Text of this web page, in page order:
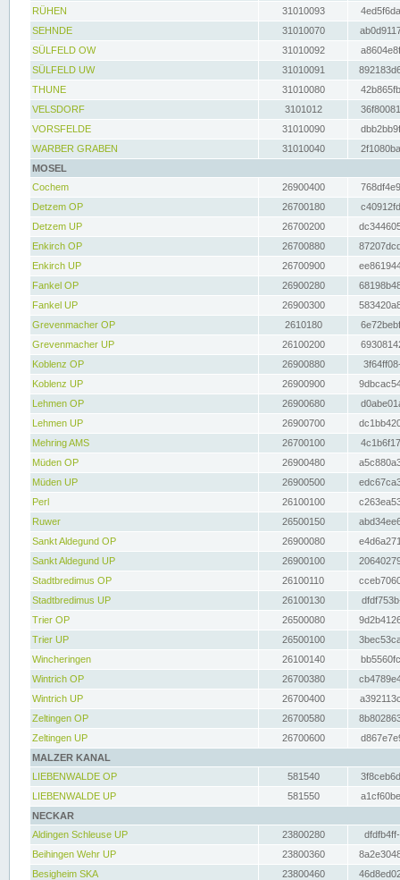
RÜHEN
31010093
SEHNDE
31010070
SÜLFELD OW
31010092
SÜLFELD UW
31010091
THUNE
31010080
VELSDORF
3101012
VORSFELDE
31010090
WARBER GRABEN
31010040
MOSEL
Cochem
26900400
Detzem OP
26700180
Detzem UP
26700200
Enkirch OP
26700880
Enkirch UP
26700900
Fankel OP
26900280
Fankel UP
26900300
Grevenmacher OP
2610180
Grevenmacher UP
26100200
Koblenz OP
26900880
Koblenz UP
26900900
Lehmen OP
26900680
Lehmen UP
26900700
Mehring AMS
26700100
Müden OP
26900480
Müden UP
26900500
Perl
26100100
Ruwer
26500150
Sankt Aldegund OP
26900080
Sankt Aldegund UP
26900100
Stadtbredimus OP
26100110
Stadtbredimus UP
26100130
Trier OP
26500080
Trier UP
26500100
Wincheringen
26100140
Wintrich OP
26700380
Wintrich UP
26700400
Zeltingen OP
26700580
Zeltingen UP
26700600
MALZER KANAL
LIEBENWALDE OP
581540
LIEBENWALDE UP
581550
NECKAR
Aldingen Schleuse UP
23800280
Beihingen Wehr UP
23800360
Besigheim SKA
23800460